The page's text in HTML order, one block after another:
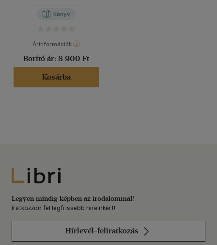
György
Könyv
Árinformációk
Borító ár: 8 900 Ft
Kosárba
Libri
Legyen mindig képben az irodalommal!
Iratkozzon fel legfrissebb híreinkért!
Hírlevél-feliratkozás